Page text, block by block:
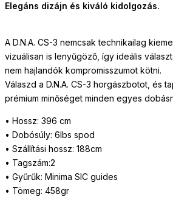
Elegáns dizájn és kiváló kidolgozás.
A D.N.A. CS-3 nemcsak technikailag
vizuálisan is lenyűgöző, így ideális
nem hajlandók kompromisszumot kötni.
Válaszd a D.N.A. CS-3 horgászbotot, és
prémium minőséget minden egyes
• Hossz: 396 cm
• Dobósúly: 6lbs spod
• Szállítási hossz: 188cm
• Tagszám:2
• Gyűrűk: Minima SIC guides
• Tömeg: 458gr